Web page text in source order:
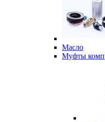
Масло
Муфты